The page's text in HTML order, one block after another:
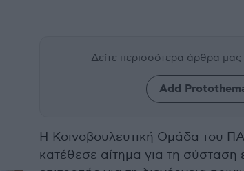
Δείτε περισσότερα άρθρα μας
Add
Η Κοινοβουλευτική Ομάδα του
κατέθεσε αίτημα για τη σύσταση